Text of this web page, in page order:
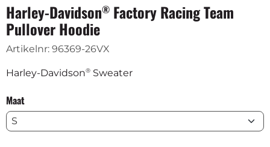
Harley-Davidson® Factory Racing Team
Pullover Hoodie
Artikelnr: 96369-26VX
Harley-Davidson® Sweater
Maat